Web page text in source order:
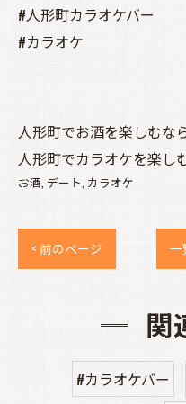
#人形町カラオケバー
#カラオケ
人形町でお酒を楽しむな
人形町でカラオケを楽し
お酒 デート カラオケ
< 前のページ 一
関
#カラオケバー